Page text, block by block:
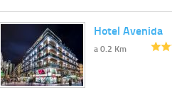
Hotel Avenida
a 0.2 Km